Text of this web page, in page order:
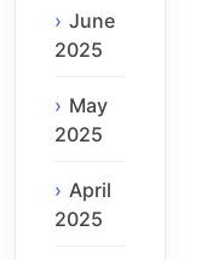
June
2025
May
2025
April
2025